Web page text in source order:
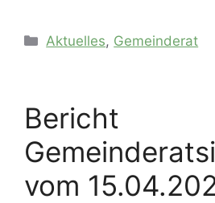
Kategorien
Aktuelles, Gemeinderat
Bericht
vom